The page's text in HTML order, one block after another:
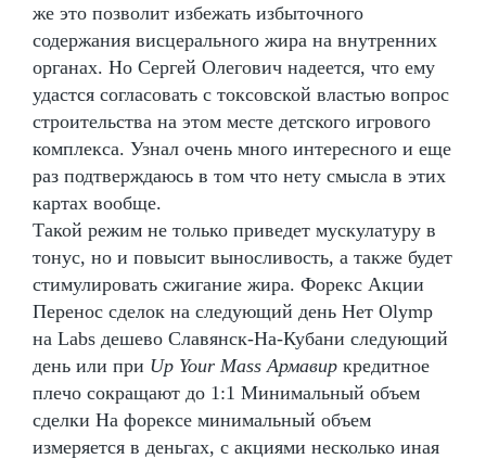
же это позволит избежать избыточного
содержания висцерального жира на внутренних
органах. Но Сергей Олегович надеется, что ему
удастся согласовать с токсовской властью вопрос
строительства на этом месте детского игрового
комплекса. Узнал очень много интересного и еще
раз подтверждаюсь в том что нету смысла в этих
картах вообще.
Такой режим не только приведет мускулатуру в
тонус, но и повысит выносливость, а также будет
стимулировать сжигание жира. Форекс Акции
Перенос сделок на следующий день Нет Olymp
на Labs дешево Славянск-На-Кубани следующий
день или при Up Your Mass Армавир кредитное
плечо сокращают до 1:1 Минимальный объем
сделки На форексе минимальный объем
измеряется в деньгах, с акциями несколько иная